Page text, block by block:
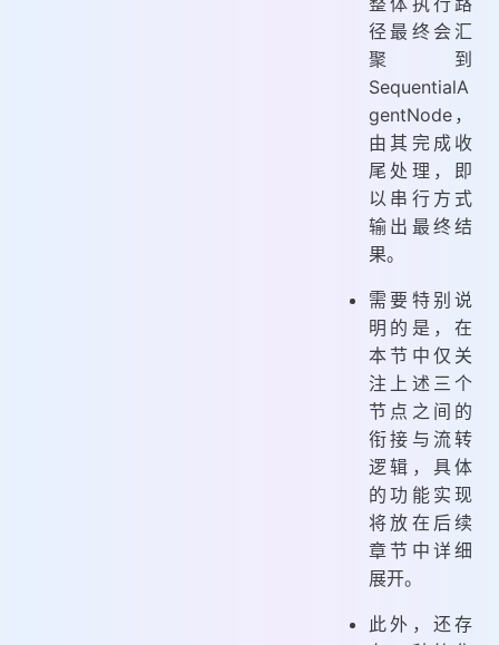
径最终会汇
聚到
SequentialA
gentNode，
由其完成收
尾处理，即
以串行方式
输出最终结
果。
需要特别说
明的是，在
本节中仅关
注上述三个
节点之间的
衔接与流转
逻辑，具体
的功能实现
将放在后续
章节中详细
展开。
此外，还存